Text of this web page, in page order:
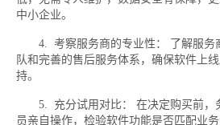
中小企业。
4. 考察服务商的专业性： 了解服务
队和完善的售后服务体系，确保软件上
持。
5. 充分试用对比： 在决定购买前，
员亲自操作，检验软件功能是否匹配业务